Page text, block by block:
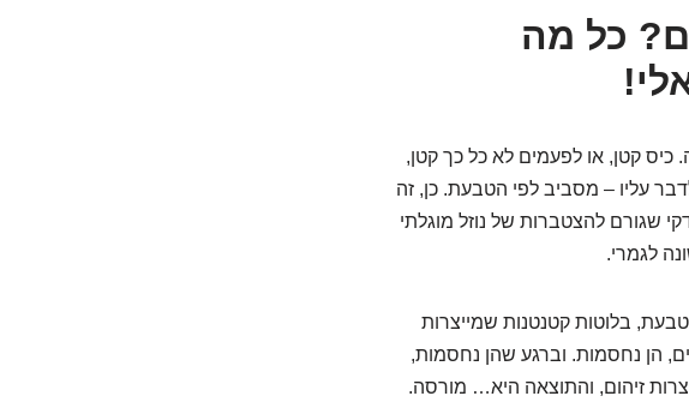
כל מה
קטן, או לפעמים לא כל כך קטן,
עליו – מסביב לפי הטבעת. כן, זה
שגורם להצטברות של נוזל מוגלתי
לגמרי.
בלוטות קטנטנות שמייצרות
הן נחסמות. וברגע שהן נחסמות,
זיהום, והתוצאה היא… מורסה.